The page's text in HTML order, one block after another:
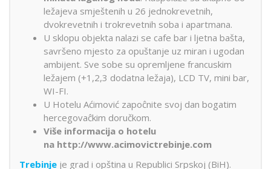
ležajeva smještenih u 26 jednokrevetnih,
dvokrevetnih i trokrevetnih soba i apartmana.
U sklopu objekta nalazi se cafe bar i ljetna bašta,
savršeno mjesto za opuštanje uz miran i ugodan
ambijent. Sve sobe su opremljene francuskim
ležajem (+1,2,3 dodatna ležaja), LCD TV, mini bar,
WI-FI.
U Hotelu Aćimović zapoĉnite svoj dan bogatim
hercegovaĉkim doručkom.
Više informacija o hotelu
na http://www.acimovictrebinje.com
Trebinje je grad i opština u Republici Srpskoj (BiH).